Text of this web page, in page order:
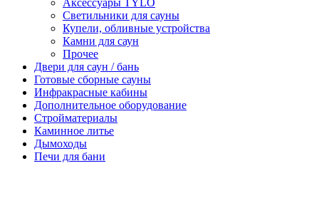
Аксессуары TYLO
Светильники для сауны
Купели, обливные устройства
Камни для саун
Прочее
Двери для саун / бань
Готовые сборные сауны
Инфракрасные кабины
Дополнительное оборудование
Стройматериалы
Каминное литье
Дымоходы
Печи для бани